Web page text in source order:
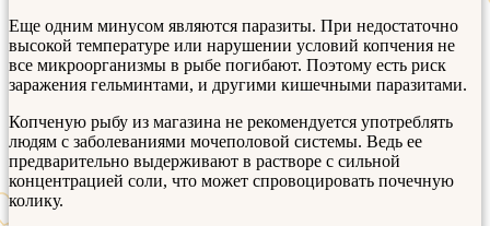
Еще одним минусом являются паразиты. При недостаточно
высокой температуре или нарушении условий копчения не
все микроорганизмы в рыбе погибают. Поэтому есть риск
заражения гельминтами, и другими кишечными паразитами.
Копченую рыбу из магазина не рекомендуется употреблять
людям с заболеваниями мочеполовой системы. Ведь ее
предварительно выдерживают в растворе с сильной
концентрацией соли, что может спровоцировать почечную
колику.